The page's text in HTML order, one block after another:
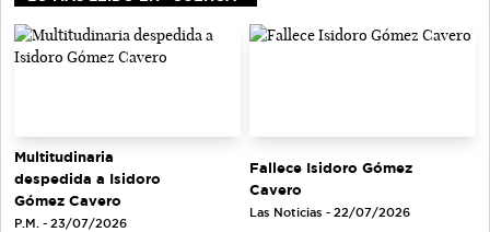
Multitudinaria
despedida a Isidoro
Gómez Cavero
P.M. - 23/07/2026
Fallece Isidoro Gómez
Cavero
Las Noticias - 22/07/2026